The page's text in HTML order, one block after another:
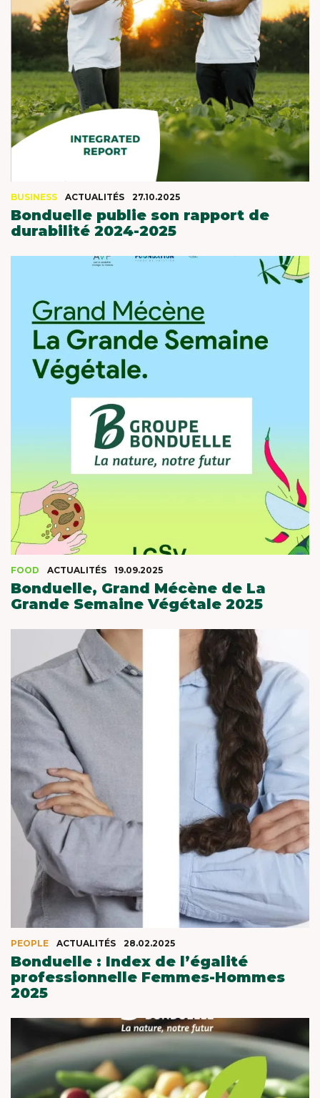
BUSINESS ACTUALITÉS 27.10.2025
Bonduelle publie son rapport de
durabilité 2024-2025
FOOD ACTUALITÉS 19.09.2025
Bonduelle, Grand Mécène de La
Grande Semaine Végétale 2025
PEOPLE ACTUALITÉS 28.02.2025
Bonduelle : Index de l’égalité
professionnelle Femmes-Hommes
2025